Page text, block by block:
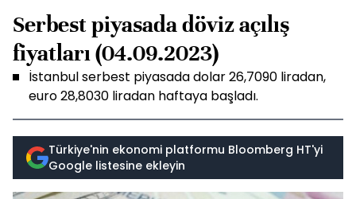
Serbest piyasada döviz açılış
fiyatları (04.09.2023)
İstanbul serbest piyasada dolar 26,7090 liradan,
euro 28,8030 liradan haftaya başladı.
Türkiye'nin ekonomi platformu Bloomberg HT'yi
Google listesine ekleyin